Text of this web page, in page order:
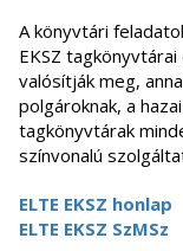
A könyvtári
EKSZ
valósítják meg,
polgároknak, a
tagkönyvtárak
színvonalú
ELTE EKSZ honlap
ELTE EKSZ SzMSz